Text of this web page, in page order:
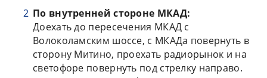
По внутренней стороне МКАД:
Доехать до пересечения МКАД с
Волоколамским шоссе, с МКАДа повернуть в
сторону Митино, проехать радиорынок и на
светофоре повернуть под стрелку направо.